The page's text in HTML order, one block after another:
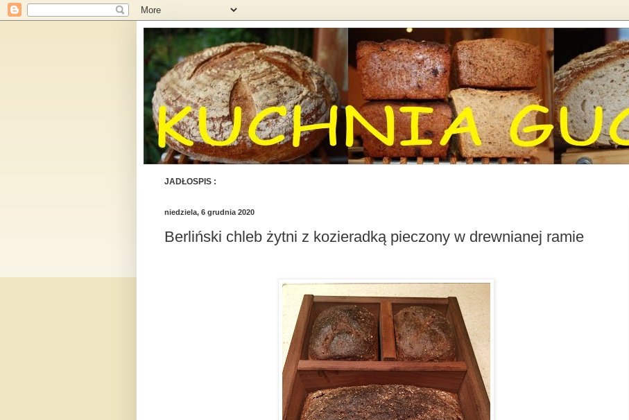
JADŁOSPIS :
niedziela, 6 grudnia 2020
Berliński chleb żytni z kozieradką pieczony w drewnianej ramie